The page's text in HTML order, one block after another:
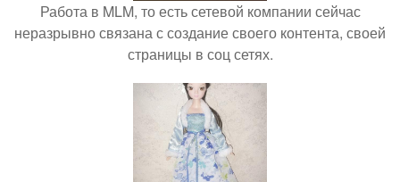
Работа в MLM, то есть сетевой компании сейчас
неразрывно связана с создание своего контента, своей
страницы в соц сетях.